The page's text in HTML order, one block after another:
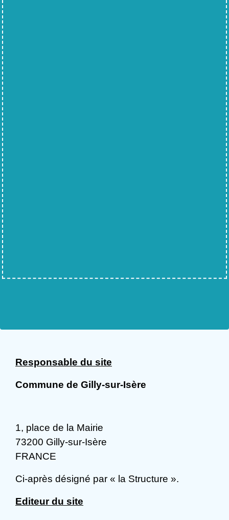
Responsable du site
Commune de Gilly-sur-Isère
1, place de la Mairie
73200 Gilly-sur-Isère
FRANCE
Ci-après désigné par « la Structure ».
Editeur du site